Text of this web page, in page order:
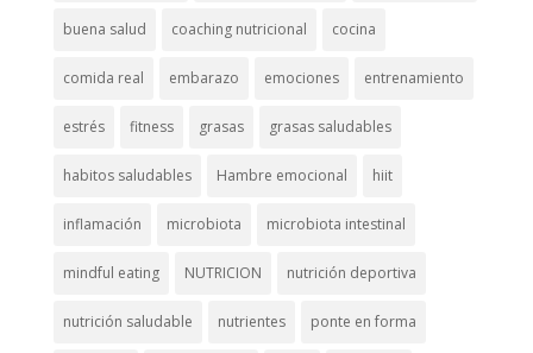
buena salud coaching nutricional cocina
comida real embarazo emociones entrenamiento
estrés fitness grasas grasas saludables
habitos saludables Hambre emocional hiit
inflamación microbiota microbiota intestinal
mindful eating NUTRICION nutrición deportiva
nutrición saludable nutrientes ponte en forma